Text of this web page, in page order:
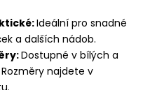
Ideální pro snadné
a dalších nádob.
Dostupné v bílých a
najdete v